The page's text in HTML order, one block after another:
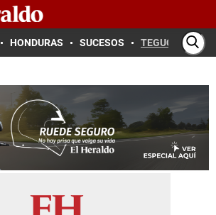
HONDURAS SUCESOS TEGUCIGALPA